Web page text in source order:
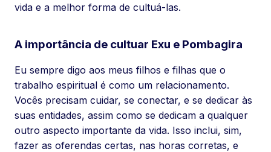
vida e a melhor forma de cultuá-las.
A importância de cultuar Exu e Pombagira
Eu sempre digo aos meus filhos e filhas que o
trabalho espiritual é como um relacionamento.
Vocês precisam cuidar, se conectar, e se dedicar às
suas entidades, assim como se dedicam a qualquer
outro aspecto importante da vida. Isso inclui, sim,
fazer as oferendas certas, nas horas corretas, e